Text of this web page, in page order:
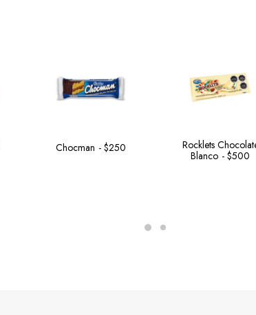
Chocman $250
Rocklets
Blanco
$500